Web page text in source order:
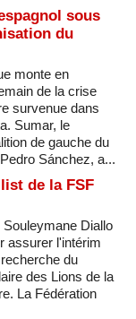
sous
du
monte en
de la crise
survenue dans
Sumar, le
de gauche du
Sánchez, a...
de la FSF
Diallo
assurer l'intérim
du
des Lions de la
La Fédération